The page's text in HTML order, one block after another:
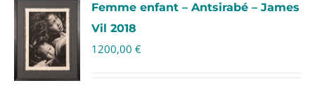
Femme enfant – Antsirabé – James
Vil 2018
1200,00€